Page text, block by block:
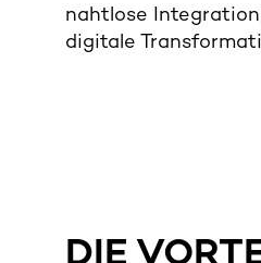
nahtlose
digitale